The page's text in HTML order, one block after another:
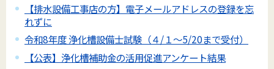
【排水設備工事店の方】電子メールアドレスの登録を忘
れずに
令和8年度 浄化槽設備士試験（４/１～5/20まで受付）
【公表】浄化槽補助金の活用促進アンケート結果